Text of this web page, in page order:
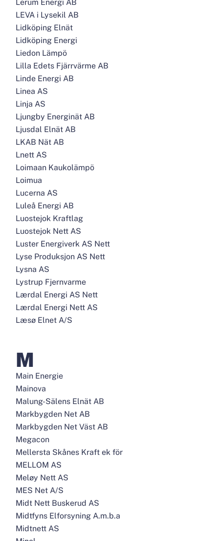
Lerum Energi AB
LEVA i Lysekil AB
Lidköping Elnät
Lidköping Energi
Liedon Lämpö
Lilla Edets Fjärrvärme AB
Linde Energi AB
Linea AS
Linja AS
Ljungby Energinät AB
Ljusdal Elnät AB
LKAB Nät AB
Lnett AS
Loimaan Kaukolämpö
Loimua
Lucerna AS
Luleå Energi AB
Luostejok Kraftlag
Luostejok Nett AS
Luster Energiverk AS Nett
Lyse Produksjon AS Nett
Lysna AS
Lystrup Fjernvarme
Lærdal Energi AS Nett
Lærdal Energi Nett AS
Læsø Elnet A/S
M
Main Energie
Mainova
Malung-Sälens Elnät AB
Markbygden Net AB
Markbygden Net Väst AB
Megacon
Mellersta Skånes Kraft ek för
MELLOM AS
Meløy Nett AS
MES Net A/S
Midt Nett Buskerud AS
Midtfyns Elforsyning A.m.b.a
Midtnett AS